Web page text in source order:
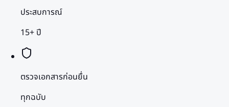
ประสบการณ์
15+ ปี
ตรวจเอกสารก่อนยื่น
ทุกฉบับ